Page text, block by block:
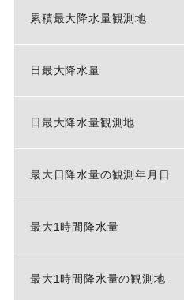
累積最大降水量観測地
日最大降水量
日最大降水量観測地
最大日降水量の観測年月日
最大1時間降水量
最大1時間降水量の観測地